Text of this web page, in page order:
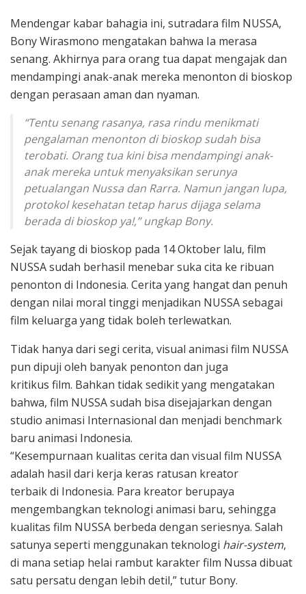
Mendengar kabar bahagia ini, sutradara film NUSSA,
Bony Wirasmono mengatakan bahwa Ia merasa
senang. Akhirnya para orang tua dapat mengajak dan
mendampingi anak-anak mereka menonton di bioskop
dengan perasaan aman dan nyaman.
“Tentu senang rasanya, rasa rindu menikmati
pengalaman menonton di bioskop sudah bisa
terobati. Orang tua kini bisa mendampingi anak-
anak mereka untuk menyaksikan serunya
petualangan Nussa dan Rarra. Namun jangan lupa,
protokol kesehatan tetap harus dijaga selama
berada di bioskop ya!,” ungkap Bony.
Sejak tayang di bioskop pada 14 Oktober lalu, film
NUSSA sudah berhasil menebar suka cita ke ribuan
penonton di Indonesia. Cerita yang hangat dan penuh
dengan nilai moral tinggi menjadikan NUSSA sebagai
film keluarga yang tidak boleh terlewatkan.
Tidak hanya dari segi cerita, visual animasi film NUSSA
pun dipuji oleh banyak penonton dan juga
kritikus film. Bahkan tidak sedikit yang mengatakan
bahwa, film NUSSA sudah bisa disejajarkan dengan
studio animasi Internasional dan menjadi benchmark
baru animasi Indonesia.
“Kesempurnaan kualitas cerita dan visual film NUSSA
adalah hasil dari kerja keras ratusan kreator
terbaik di Indonesia. Para kreator berupaya
mengembangkan teknologi animasi baru, sehingga
kualitas film NUSSA berbeda dengan seriesnya. Salah
satunya seperti menggunakan teknologi hair-system,
di mana setiap helai rambut karakter film Nussa dibuat
satu persatu dengan lebih detil,” tutur Bony.